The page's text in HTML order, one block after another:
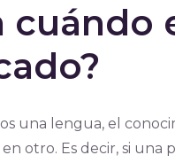
cuándo
una lengua, el
otro. Es decir, si una